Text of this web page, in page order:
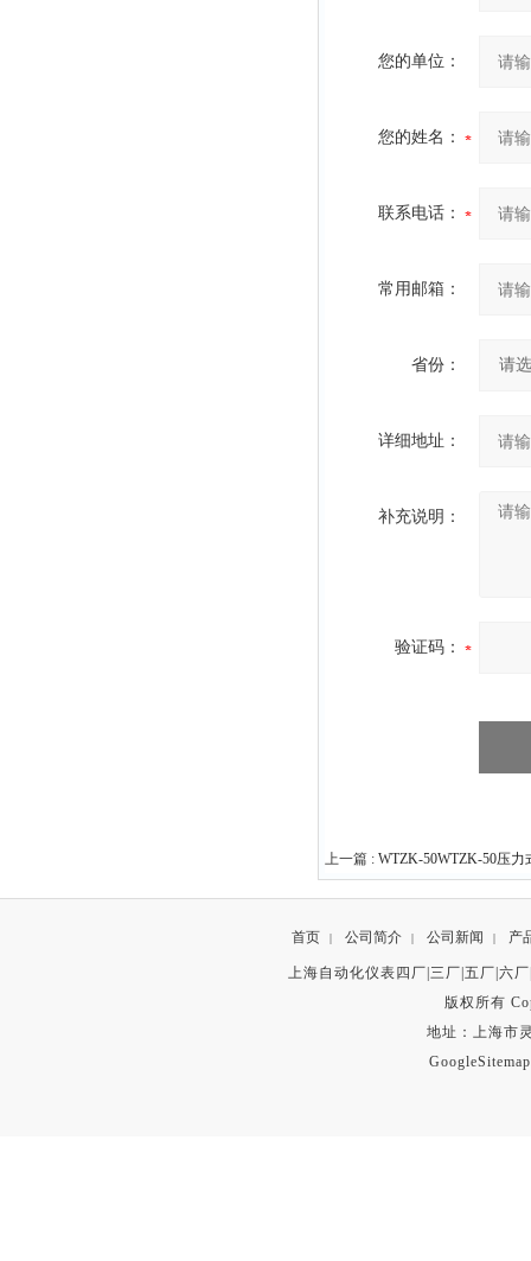
您的单位：
您的姓名：
联系电话：
常用邮箱：
省份：
详细地址：
补充说明：
验证码：
上一篇 : WTZK-50WTZK-50压
首页 | 公司简介 | 公司新闻 | 产
上海自动化仪表四厂|三厂|五厂|六
版权所有
地址：上海市
GoogleSitemap